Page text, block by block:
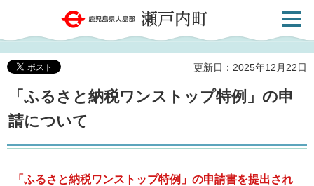
鹿児島県大島郡 瀬戸内町
共通メ
更新日：2025年12月22日
「ふるさと納税ワンストップ特例」の申
請について
「ふるさと納税ワンストップ特例」の申請書を提出され